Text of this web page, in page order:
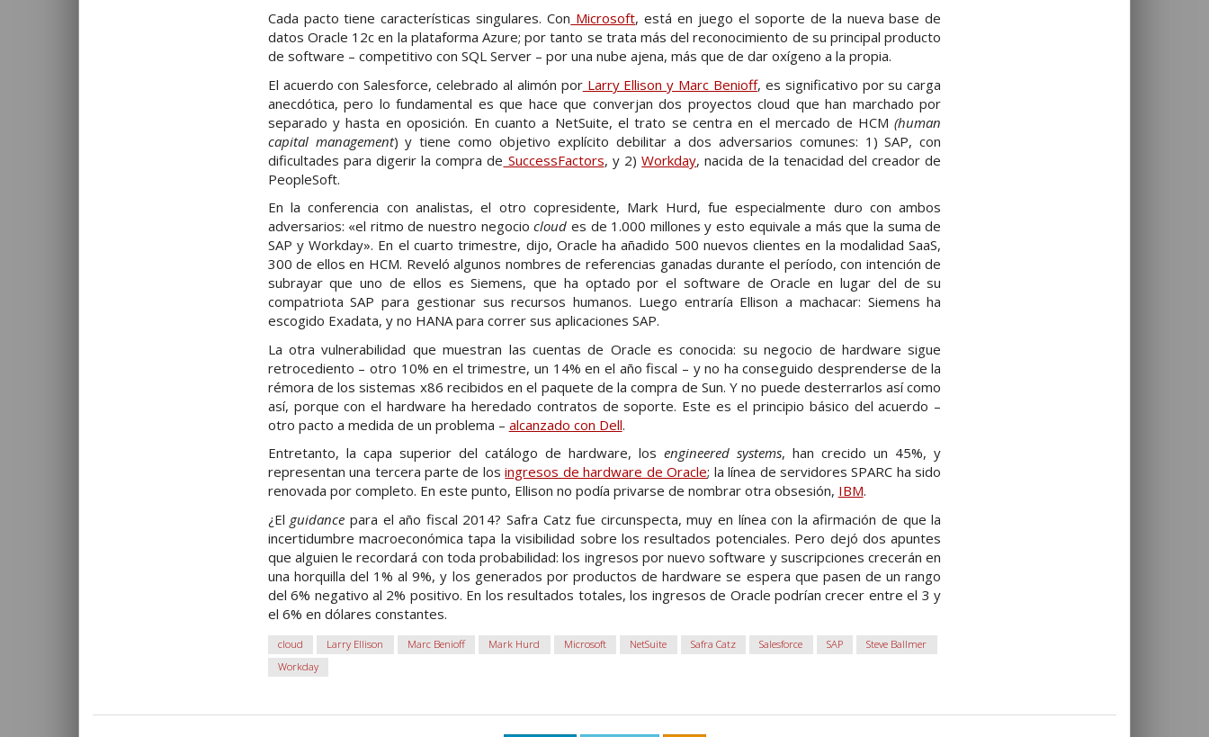
Cada pacto tiene características singulares. Con Microsoft, está en juego el soporte de la nueva base de
datos Oracle 12c en la plataforma Azure; por tanto se trata más del reconocimiento de su principal producto
de software – competitivo con SQL Server – por una nube ajena, más que de dar oxígeno a la propia.
El acuerdo con Salesforce, celebrado al alimón porLarry Ellison y Marc Benioff, es significativo por su carga
anecdótica, pero lo fundamental es que hace que converjan dos proyectos cloud que han marchado por
separado y hasta en oposición. En cuanto a NetSuite, el trato se centra en el mercado de HCM(human
capital management) y tiene como objetivo explícito debilitar a dos adversarios comunes: 1) SAP, con
dificultades para digerir la compra de SuccessFactors, y 2)Workday, nacida de la tenacidad del creador de
PeopleSoft.
En la conferencia con analistas, el otro copresidente, Mark Hurd, fue especialmente duro con ambos
adversarios: «el ritmo de nuestro negociocloud es de 1.000 millones y esto equivale a más que la suma de
SAP y Workday». En el cuarto trimestre, dijo, Oracle ha añadido 500 nuevos clientes en la modalidad SaaS,
300 de ellos en HCM. Reveló algunos nombres de referencias ganadas durante el período, con intención de
subrayar que uno de ellos es Siemens, que ha optado por el software de Oracle en lugar del de su
compatriota SAP para gestionar sus recursos humanos. Luego entraría Ellison a machacar: Siemens ha
escogido Exadata, y no HANA para correr sus aplicaciones SAP.
La otra vulnerabilidad que muestran las cuentas de Oracle es conocida: su negocio de hardware sigue
retrocediento – otro 10% en el trimestre, un 14% en el año fiscal – y no ha conseguido desprenderse de la
rémora de los sistemas x86 recibidos en el paquete de la compra de Sun. Y no puede desterrarlos así como
así, porque con el hardware ha heredado contratos de soporte. Este es el principio básico del acuerdo –
otro pacto a medida de un problema – alcanzado con Dell.
Entretanto, la capa superior del catálogo de hardware, losengineered systems, han crecido un 45%, y
representan una tercera parte de losingresos de hardware de Oracle; la línea de servidores SPARC ha sido
renovada por completo. En este punto, Ellison no podía privarse de nombrar otra obsesión, IBM.
¿El guidance para el año fiscal 2014? Safra Catz fue circunspecta, muy en línea con la afirmación de que la
incertidumbre macroeconómica tapa la visibilidad sobre los resultados potenciales. Pero dejó dos apuntes
que alguien le recordará con toda probabilidad: los ingresos por nuevo software y suscripciones crecerán en
una horquilla del 1% al 9%, y los generados por productos de hardware se espera que pasen de un rango
del 6% negativo al 2% positivo. En los resultados totales, los ingresos de Oracle podrían crecer entre el 3 y
el 6% en dólares constantes.
cloud Larry Ellison Marc Benioff Mark Hurd Microsoft NetSuite Safra Catz Salesforce SAP
Steve Ballmer
Workday